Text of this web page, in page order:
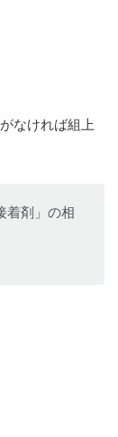
なければ組上
着剤」の相